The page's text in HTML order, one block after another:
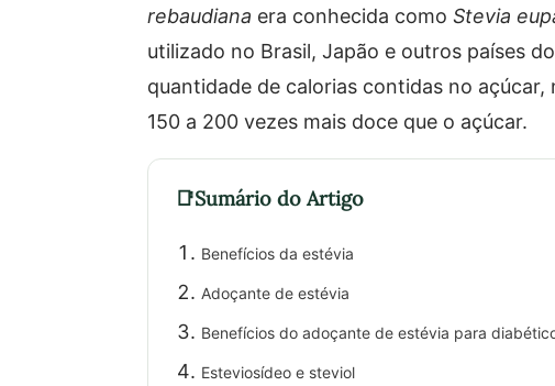
rebaudiana era conhecida comoStevia
utilizado no Brasil, Japão e outros países
quantidade de calorias contidas no
150 a 200 vezes mais doce que o açúcar.
Sumário do Artigo
Benefícios da estévia
Adoçante de estévia
Benefícios do adoçante de estévia para
Esteviosídeo e steviol